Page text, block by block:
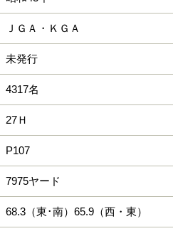
ＪＧＡ・ＫＧＡ
未発行
4317名
27Ｈ
P107
7975ヤード
68.3（東･南）65.9（西・東）